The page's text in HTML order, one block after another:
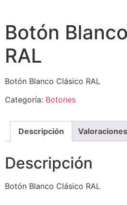
Botón
RAL
Botón Blanco Clásico RAL
Categoría: Botones
Descripción
Descripción
Botón Blanco Clásico RAL